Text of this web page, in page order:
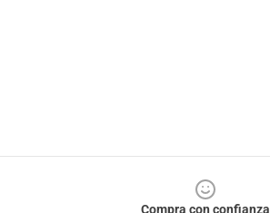
Compra con confianza